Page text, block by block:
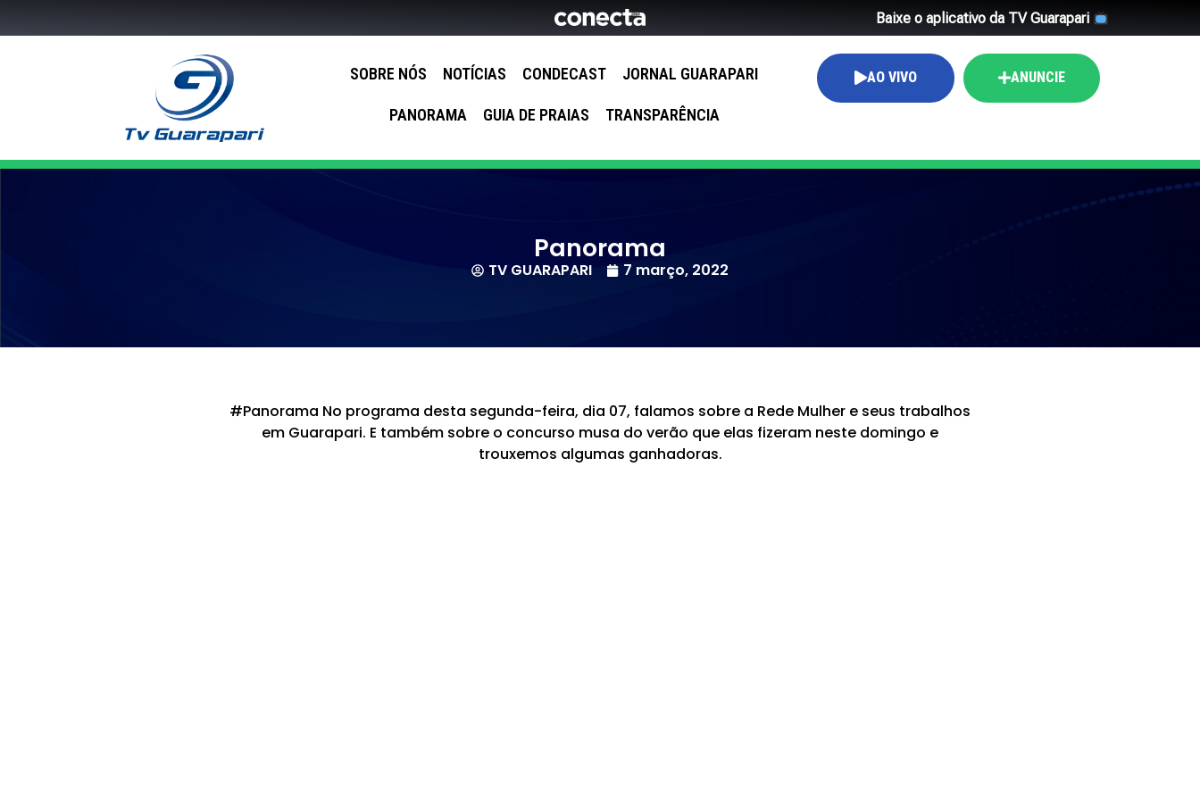
Baixe o aplicativo da TV Guarapari
SOBRE NÓS NOTÍCIAS CONDECAST JORNAL GUARAPARI
PANORAMA GUIA DE PRAIAS TRANSPARÊNCIA
AO VIVO ANUNCIE
Panorama
TV GUARAPARI 7 março, 2022
#Panorama No programa desta segunda-feira, dia 07, falamos sobre a Rede Mulher e seus trabalhos
em Guarapari. E também sobre o concurso musa do verão que elas fizeram neste domingo e
trouxemos algumas ganhadoras.